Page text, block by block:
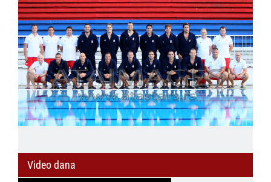
Video dana